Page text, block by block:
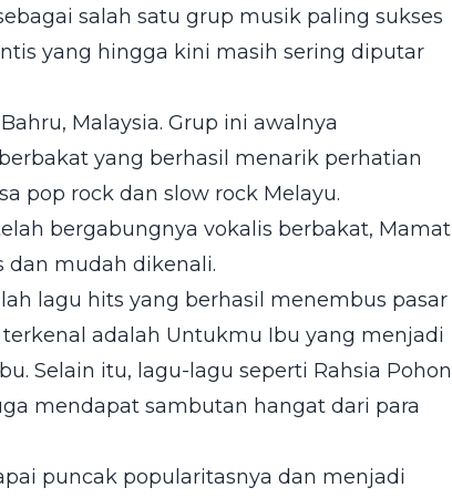
salah satu grup musik paling sukses
yang hingga kini masih sering diputar
Malaysia. Grup ini awalnya
yang berhasil menarik perhatian
pop rock dan slow rock Melayu.
bergabungnya vokalis berbakat, Mamat
dan mudah dikenali.
lagu hits yang berhasil menembus pasar
adalah Untukmu Ibu yang menjadi
Selain itu, lagu-lagu seperti Rahsia Pohon
mendapat sambutan hangat dari para
puncak popularitasnya dan menjadi